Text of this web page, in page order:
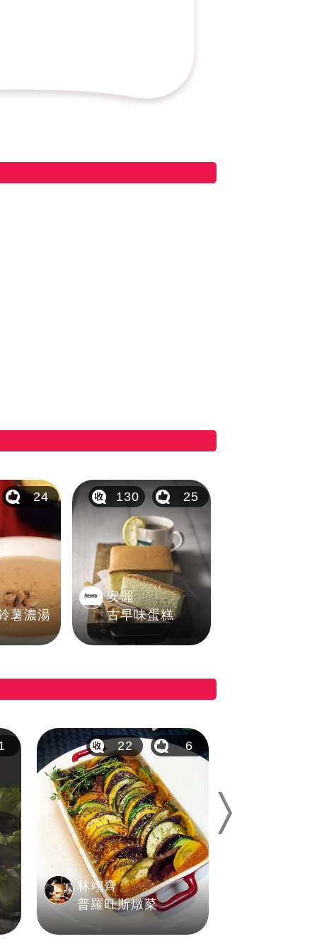
薯濃湯
24
安麗
古早味蛋糕
130 25
林翊齊
普羅旺斯燉菜
22 6
Next